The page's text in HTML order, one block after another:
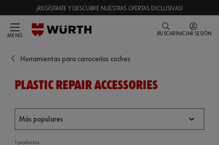
¡REGÍSTRATE Y DESCUBRE NUESTRAS OFERTAS EXCLUSIVAS!
MENÚ BUSCAR INICIAR SESIÓN
Herramientas para carrocerías coches
PLASTIC REPAIR ACCESSORIES
1 productos